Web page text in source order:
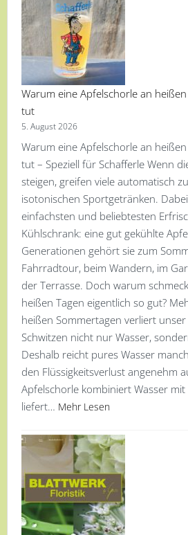
Warum eine Apfelschorle an
tut
5. August 2026
Warum eine Apfelschorle an
tut – Speziell für Schafferle Wenn
steigen, greifen viele automatisch
isotonischen Sportgetränken.
einfachsten und beliebtesten
Kühlschrank: eine gut gekühlte
Generationen gehört sie zum
Fahrradtour, beim Wandern, im
der Terrasse. Doch warum
heißen Tagen eigentlich so gut?
heißen Sommertagen verliert
Schwitzen nicht nur Wasser,
Deshalb reicht pures Wasser
den Flüssigkeitsverlust angenehm
Apfelschorle kombiniert Wasser
liefert… Mehr Lesen